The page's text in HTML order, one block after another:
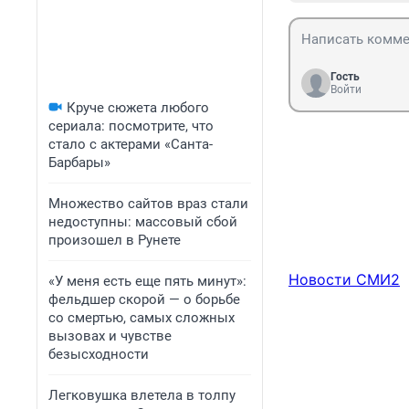
Круче сюжета любого
сериала: посмотрите, что
стало с актерами «Санта-
Барбары»
Множество сайтов враз стали
недоступны: массовый сбой
произошел в Рунете
«У меня есть еще пять минут»:
фельдшер скорой — о борьбе
со смертью, самых сложных
вызовах и чувстве
безысходности
Легковушка влетела в толпу
Гость
Войти
Новости СМИ2